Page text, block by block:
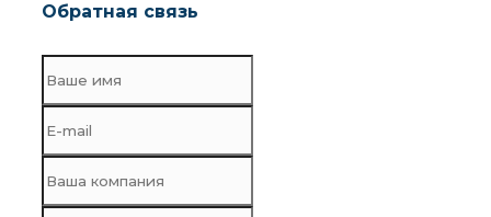
Обратная связь